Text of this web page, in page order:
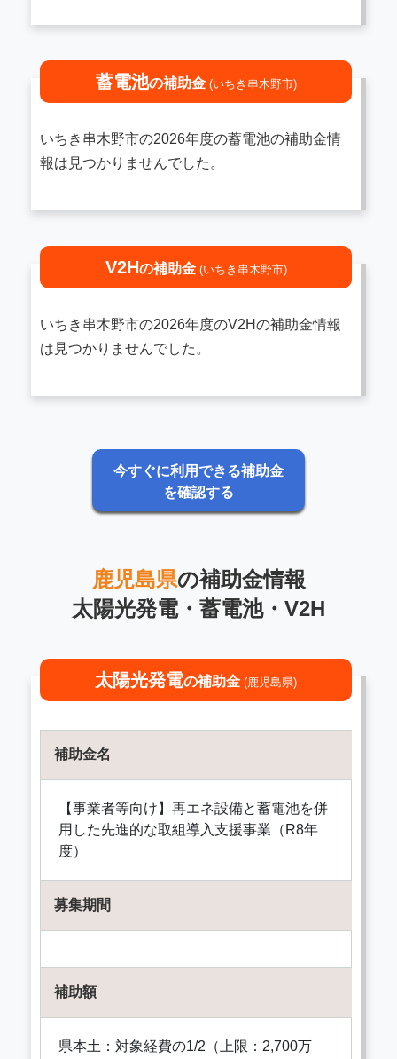
蓄電池の補助金 (いちき串木野市)
いちき串木野市の2026年度の蓄電池の補助金情
報は見つかりませんでした。
V2Hの補助金 (いちき串木野市)
いちき串木野市の2026年度のV2Hの補助金情報
は見つかりませんでした。
今すぐに利用できる補助金
を確認する
鹿児島県の補助金情報
太陽光発電・蓄電池・V2H
太陽光発電の補助金 (鹿児島県)
補助金名
【事業者等向け】再エネ設備と蓄電池を併
用した先進的な取組導入支援事業（R8年
度）
募集期間
補助額
県本土：対象経費の1/2（上限：2,700万